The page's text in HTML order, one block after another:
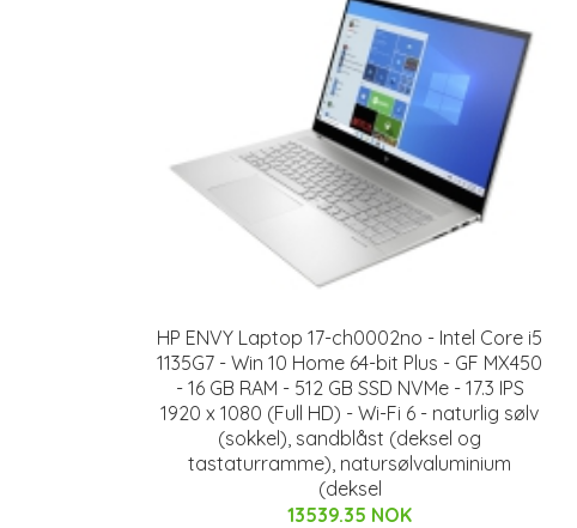
HP ENVY Laptop 17-ch0002no - Intel Core i5
1135G7 - Win 10 Home 64-bit Plus - GF MX450
- 16 GB RAM - 512 GB SSD NVMe - 17.3 IPS
1920 x 1080 (Full HD) - Wi-Fi 6 - naturlig sølv
(sokkel), sandblåst (deksel og
tastaturramme), natursølvaluminium
(deksel
13539.35 NOK